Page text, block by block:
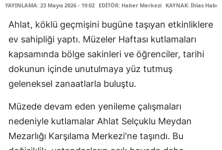
YAYINLAMA: 23 Mayıs 2026 - 19:02 EDİTÖR: Haber Merkezi KAYNAK: İhlas
Ahlat, köklü geçmişini bugüne taşıyan etkinliklere
ev sahipliği yaptı. Müzeler Haftası kutlamaları
kapsamında bölge sakinleri ve öğrenciler, tarihi
dokunun içinde unutulmaya yüz tutmuş
geleneksel zanaatlarla buluştu.
Müzede devam eden yenileme çalışmaları
nedeniyle kutlamalar Ahlat Selçuklu Meydan
Mezarlığı Karşılama Merkezi'ne taşındı. Bu